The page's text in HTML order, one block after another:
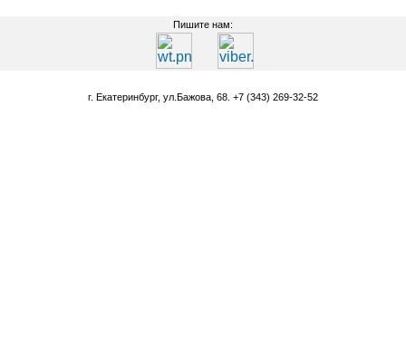
Пишите нам:
г. Екатеринбург, ул.Бажова, 68. +7 (343) 269-32-52